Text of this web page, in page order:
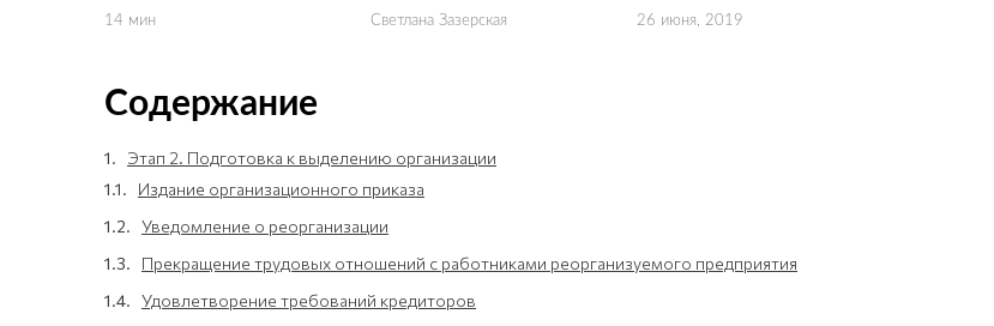
14 мин
Светлана Зазерская
26 июня, 2019
Содержание
1.
Этап 2. Подготовка к выделению организации
1.1.
Издание организационного приказа
1.2. Уведомление о реорганизации
1.3.
Прекращение трудовых отношений с работниками реорганизуемого предприятия
1.4. Удовлетворение требований кредиторов